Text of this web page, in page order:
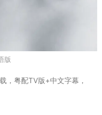
版
，粤配TV版+中文字幕，